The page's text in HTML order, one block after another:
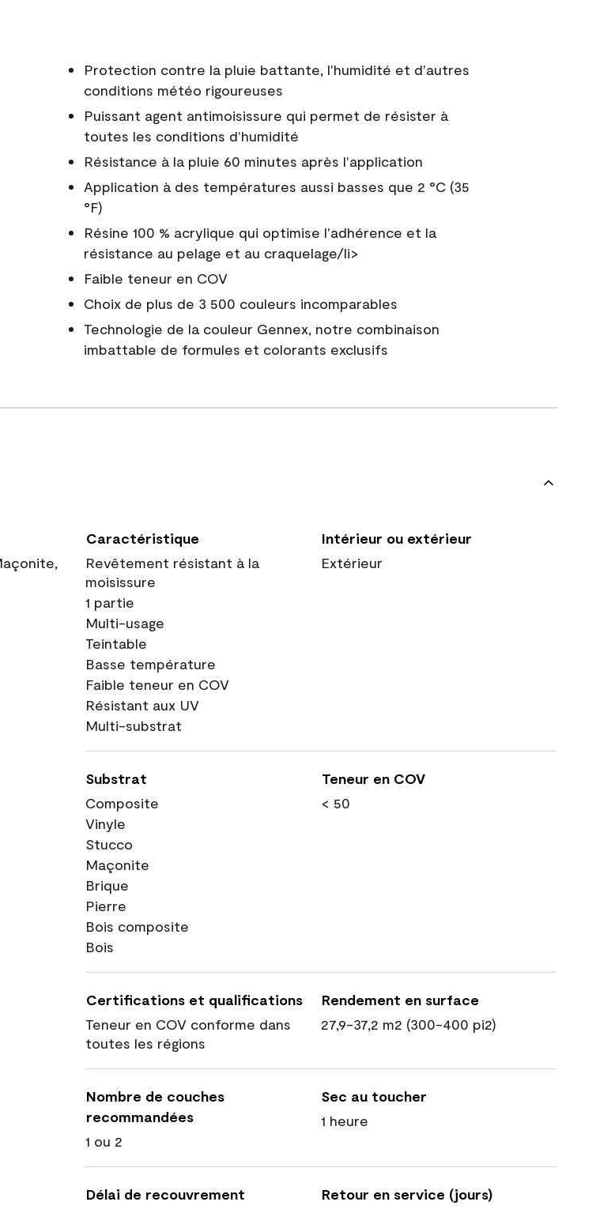
Protection contre la pluie battante, l'humidité et d'autres
conditions météo rigoureuses
Puissant agent antimoisissure qui permet de résister à
toutes les conditions d'humidité
Résistance à la pluie 60 minutes après l'application
Application à des températures aussi basses que 2 °C (35
°F)
Résine 100 % acrylique qui optimise l'adhérence et la
résistance au pelage et au craquelage/li>
Faible teneur en COV
Choix de plus de 3 500 couleurs incomparables
Technologie de la couleur Gennex, notre combinaison
imbattable de formules et colorants exclusifs
Caractéristique
Revêtement résistant à la
moisissure
1 partie
Multi-usage
Teintable
Basse température
Faible teneur en COV
Résistant aux UV
Multi-substrat
Intérieur ou extérieur
Extérieur
Substrat
Composite
Vinyle
Stucco
Maçonite
Brique
Pierre
Bois composite
Bois
Teneur en COV
< 50
Certifications et qualifications
Teneur en COV conforme dans
toutes les régions
Rendement en surface
27,9-37,2 m2 (300-400 pi2)
Nombre de couches
recommandées
1 ou 2
Sec au toucher
1 heure
Délai de recouvrement
Retour en service (jours)